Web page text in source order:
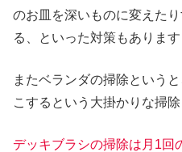
のお皿を深いものに変えた
る、といった対策もあります
またベランダの掃除という
こするという大掛かりな掃
デッキブラシの掃除は月1回